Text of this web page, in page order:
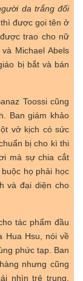
da trắng đối
được gọi tên ở
trao cho nữ
Michael Abels
bị bắt và bán
Toossi cũng
Ban giám khảo
vở kịch có sức
bị cho kì thi
mà sự chia cắt
họ phải học
và đại diện cho
tác phẩm đầu
Hua Hsu, nói về
phức tạp. Ban
nhưng cũng
nhìn trẻ trung,